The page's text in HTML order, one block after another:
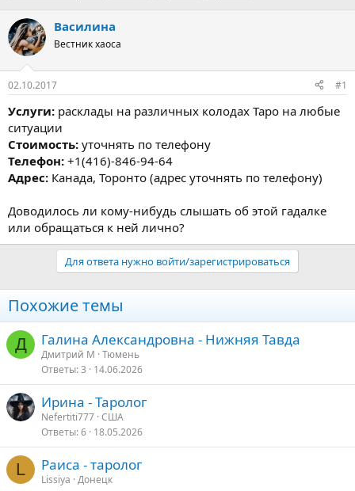
о
р
т
е
м
ы
н
а
а
Василина
Вестник хаоса
02.10.2017 #1
Услуги: расклады на различных колодах Таро на любые
ситуации
Стоимость: уточнять по телефону
Телефон: +1(416)-846-94-64
Адрес: Канада, Торонто (адрес уточнять по телефону)
Доводилось ли кому-нибудь слышать об этой гадалке
или обращаться к ней лично?
Для ответа нужно войти/зарегистрироваться
Похожие темы
Д Галина Александровна - Нижняя Тавда
Дмитрий М Тюмень
Ответы 3 14.06.2026
Ирина - Таролог
Nefertiti777 США
Ответы 6 18.05.2026
L Раиса - таролог
Lissiya Донецк